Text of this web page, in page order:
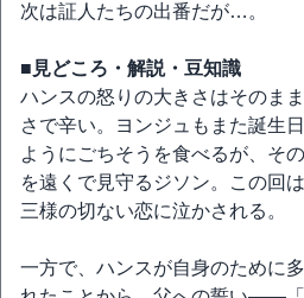
次は証人たちの出番だが…。
■見どころ・解説・豆知識
ハンスの怒りの大きさはそのま
さで辛い。ヨンジュもまた誕生
ようにごちそうを食べるが、そ
を遠くで見守るジソン。この回
三様の切ない恋に泣かされる。
一方で、ハンスが自身のために